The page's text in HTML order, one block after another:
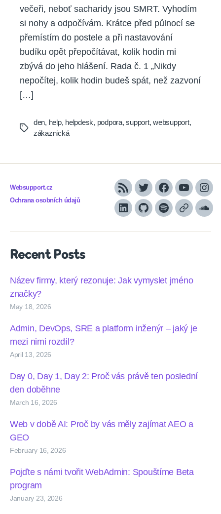
večeři, neboť sacharidy jsou SMRT. Vyhodím
si nohy a odpočívám. Krátce před půlnocí se
přemístím do postele a při nastavování
budíku opět přepočítávat, kolik hodin mi
zbývá do jeho hlášení. Rada č. 1 „Nikdy
nepočítej, kolik hodin budeš spát, než zazvoní
[…]
Tags
den, help, helpdesk, podpora,support,websupport,
zákaznická
Websupport.cz
Ochrana osobních údajů
RSS TwitterFacebook
YouTube
LinkedInGithubSpotifyApple
Recent Posts
Název firmy, který rezonuje: Jak vymyslet jméno
značky?
May 18, 2026
Admin, DevOps, SRE a platform inženýr – jaký je
mezi nimi rozdíl?
April 13, 2026
Day 0, Day 1, Day 2: Proč vás právě ten poslední
den doběhne
March 16, 2026
Web v době AI: Proč by vás měly zajímat AEO a
GEO
February 16, 2026
Pojďte s námi tvořit WebAdmin: Spouštíme Beta
program
January 23, 2026